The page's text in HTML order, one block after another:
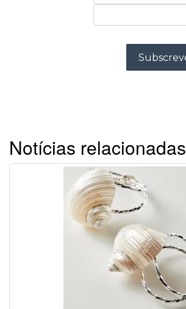
Notícias relacionadas